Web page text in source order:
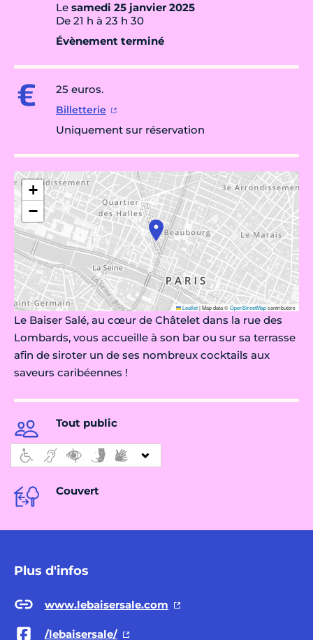
Le samedi 25 janvier 2025
De 21 h à 23 h 30
Évènement terminé
25 euros.
Billetterie
Uniquement sur réservation
+
−
Leaflet|Map data ©OpenStreetMapcontributors
Le Baiser Salé, au cœur de Châtelet dans la rue des
Lombards, vous accueille à son bar ou sur sa terrasse
afin de siroter un de ses nombreux cocktails aux
saveurs caribéennes !
Tout public
Couvert
Plus d'infos
www.lebaisersale.com
/lebaisersale/